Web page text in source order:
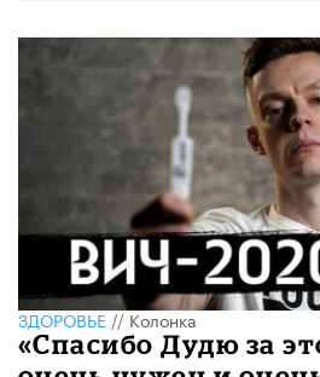
ЗДОРОВЬЕ//Колонка
«Спасибо Дудю за